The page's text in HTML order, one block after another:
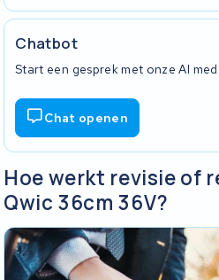
Chatbot
Start een gesprek met onze AI
Chat openen
Hoe werkt revisie of
Qwic 36cm 36V?